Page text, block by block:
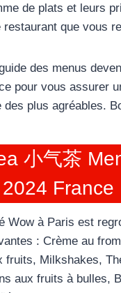
de plats et leurs
restaurant que vous
des menus
pour vous assurer
des plus agréables.
小气茶
2024 France
Wow à Paris est
: Crème au
fruits, Milkshakes,
aux fruits à bulles,